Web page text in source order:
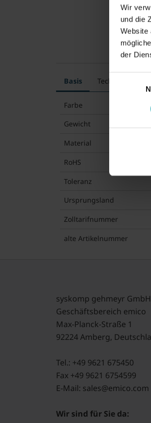
Wir
und die
Website
der
Basis Technische
Farbe
Gewicht
Material
RoHS
Toleranz
Ursprungsland
Zolltarifnummer
alte Artikelnummer
syskomp gehmeyr GmbH
Geschäftsbereich emico
Max-Planck-Straße 1
92224 Amberg,
Tel.: +49 9621 675450
Fax +49 9621 6754599
E-Mail: sales@emico.com
Wir sind für Sie da: